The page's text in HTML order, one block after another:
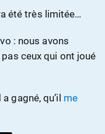
été très limitée…
: nous avons
ceux qui ont joué
a gagné, qu’il me